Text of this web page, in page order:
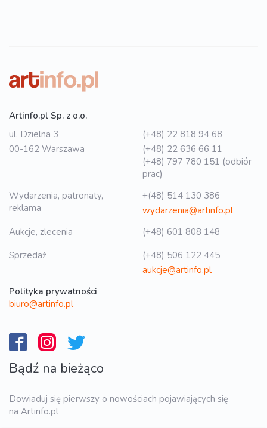
Artinfo.pl Sp. z o.o.
ul. Dzielna 3
00-162 Warszawa
(+48) 22 818 94 68
(+48) 22 636 66 11
(+48) 797 780 151 (odbiór
prac)
Wydarzenia, patronaty,
reklama
+(48) 514 130 386
wydarzenia@artinfo.pl
Aukcje, zlecenia
(+48) 601 808 148
Sprzedaż
(+48) 506 122 445
aukcje@artinfo.pl
Polityka prywatności
biuro@artinfo.pl
Bądź na bieżąco
Dowiaduj się pierwszy o nowościach pojawiających się
na Artinfo.pl